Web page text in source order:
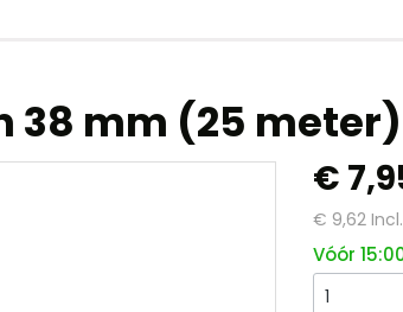
38 mm (25 meter)
€
€ 9,62
Vóór